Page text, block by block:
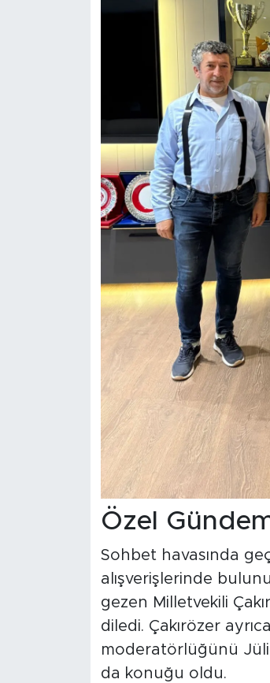
Özel
Sohbet havasında
alışverişlerinde
gezen Milletvekili
diledi. Çakırözer
moderatörlüğünü
da konuğu oldu.